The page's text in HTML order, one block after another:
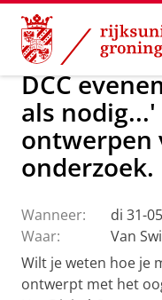
Skip
Content
Skip
Navigation
Over ons Actueel
DCC
als
ontwerpen
onderzoek.
Wanneer:
di 31-
Waar:
Van
Wilt je weten hoe je
ontwerpt met het